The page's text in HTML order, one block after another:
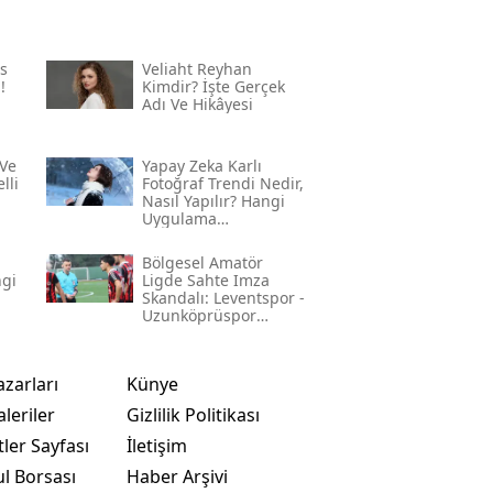
Veliaht Reyhan
Kimdir? İşte Gerçek
Adı Ve Hikâyesi
Yapay Zeka Karlı
Fotoğraf Trendi Nedir,
Nasıl Yapılır? Hangi
Uygulama
Adım Adım Rehber
Bölgesel Amatör
Ligde Sahte Imza
Skandalı: Leventspor -
Uzunköprüspor
Sayfası
Borsası
Künye
Gizlilik Politikası
İletişim
Haber Arşivi